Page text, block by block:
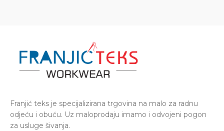
Franjić teks je specijalizirana trgovina na malo za radnu
odjeću i obuću. Uz maloprodaju imamo i odvojeni pogon
za usluge šivanja.